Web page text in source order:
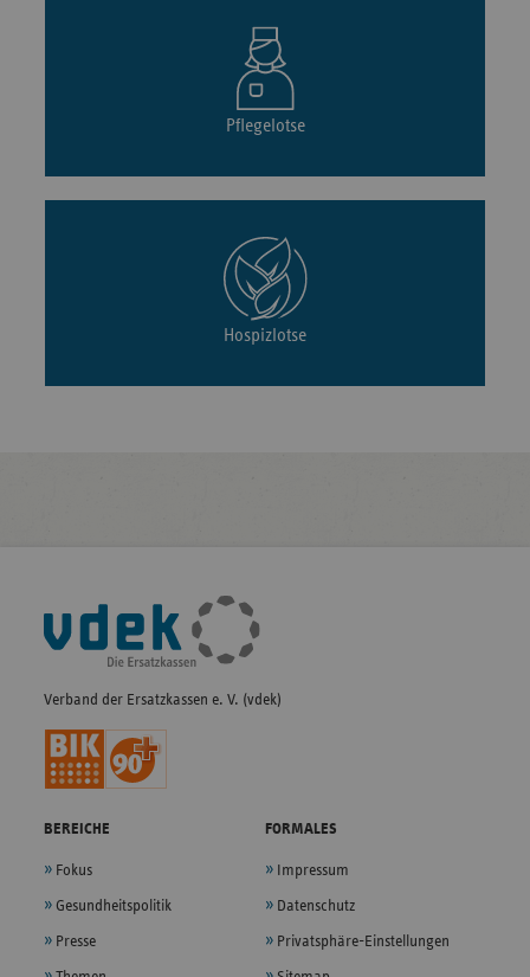
Pflegelotse
Hospizlotse
Fußleisten-
Navigation
Verband der Ersatzkassen e. V. (vdek)
BEREICHE
Fokus
Gesundheitspolitik
Presse
FORMALES
Impressum
Datenschutz
Privatsphäre-Einstellungen